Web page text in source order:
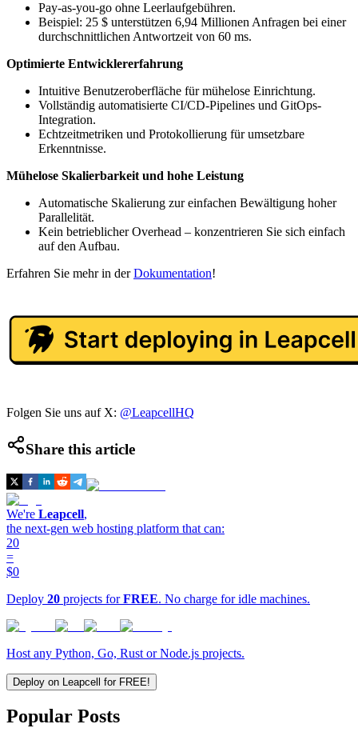
Pay-as-you-go ohne Leerlaufgebühren.
Beispiel: 25 $ unterstützen 6,94 Millionen Anfragen bei einer
durchschnittlichen Antwortzeit von 60 ms.
Optimierte Entwicklererfahrung
Intuitive Benutzeroberfläche für mühelose Einrichtung.
Vollständig automatisierte CI/CD-Pipelines und GitOps-
Integration.
Echtzeitmetriken und Protokollierung für umsetzbare
Erkenntnisse.
Mühelose Skalierbarkeit und hohe Leistung
Automatische Skalierung zur einfachen Bewältigung hoher
Parallelität.
Kein betrieblicher Overhead – konzentrieren Sie sich einfach
auf den Aufbau.
Erfahren Sie mehr in derDokumentation!
Folgen Sie uns auf X: @LeapcellHQ
Share this article
We're Leapcell,
the next-gen web hosting platform that can:
20
=
$0
Deploy 20 projects forFREE. No charge for idle machines.
Host any Python, Go, Rust or Node.js projects.
Deploy on Leapcell for FREE!
Popular Posts